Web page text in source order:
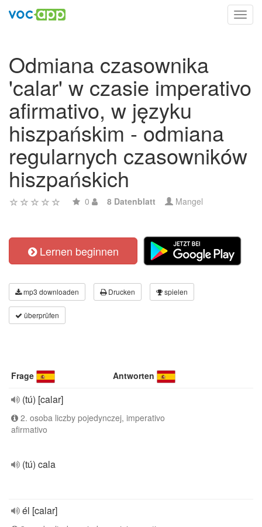
Odmiana czasownika
'calar' w czasie imperativo
afirmativo, w języku
hiszpańskim - odmiana
regularnych czasowników
hiszpańskich
0 8 Datenblatt Mangel
Lernen beginnen
mp3 downloaden Drucken spielen
überprüfen
Frage Antworten
(tú) [calar]
2. osoba liczby pojedynczej, imperativo
afirmativo
(tú) cala
él [calar]